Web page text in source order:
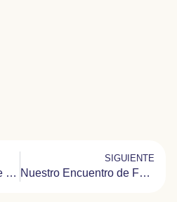
DOCE: Solidaridad que trasciende fronteras
SIGUIENTE
Nuestro Encuentro de Familias 2020 fue virtual